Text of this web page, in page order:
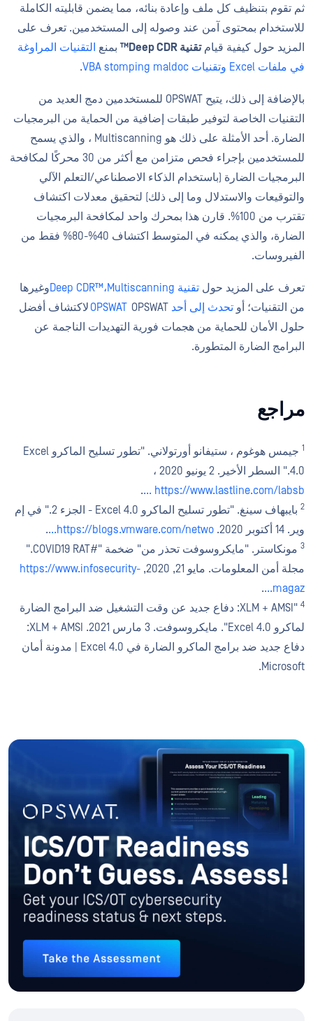
ثم تقوم بتنظيف كل ملف وإعادة بنائه، مما يضمن قابليته الكاملة
للاستخدام بمحتوى آمن عند وصوله إلى المستخدمين. تعرف على
المزيد حول كيفية قيامتقنية Deep CDR™ بمنع التقنيات المراوغة
في ملفات Excel
وتقنيات VBA stomping maldoc .
بالإضافة إلى ذلك، يتيح OPSWAT للمستخدمين دمج العديد من
التقنيات الخاصة لتوفير طبقات إضافية من الحماية من البرمجيات
الضارة. أحد الأمثلة على ذلك هو Multiscanning ، والذي يسمح
للمستخدمين بإجراء فحص متزامن مع أكثر من 30 محركًا لمكافحة
البرمجيات الضارة (باستخدام الذكاء الاصطناعي/التعلم الآلي
والتوقيعات والاستدلال وما إلى ذلك) لتحقيق معدلات اكتشاف
تقترب من 100%. قارن هذا بمحرك واحد لمكافحة البرمجيات
الضارة، والذي يمكنه في المتوسط اكتشاف 40%-80% فقط من
الفيروسات.
تعرف على المزيد حول تقنية Deep CDR™، Multiscanning
وغيرها
من التقنيات؛ أو تحدث إلى أحد OPSWAT
OPSWAT لاكتشاف أفضل
حلول الأمان للحماية من هجمات فورية التهديدات الناجمة عن
البرامج الضارة المتطورة.
مراجع
1
جيمس هوغوم ، ستيفانو أورتولاني. "تطور تسليح الماكرو Excel
4.0." السطر الأخير. 2 يونيو 2020 ،
https://www.lastline.com/labsb ...
.
2
بايبهاف سينغ. "تطور تسليح الماكرو Excel 4.0 - الجزء 2." في إم
وير. 14 أكتوبر 2020.
https://blogs.vmware.com/netwo...
.
3
مونكاستر. "مايكروسوفت تحذر من" ضخمة "#COVID19 RAT."
مجلة أمن المعلومات. مايو 21, 2020,
https://www.infosecurity-
magaz...
.
4
"XLM + AMSI: دفاع جديد عن وقت التشغيل ضد البرامج الضارة
لماكرو Excel 4.0". مايكروسوفت. 3 مارس 2021. XLM + AMSI:
دفاع جديد ضد برامج الماكرو الضارة في Excel 4.0 | مدونة أمان
Microsoft.